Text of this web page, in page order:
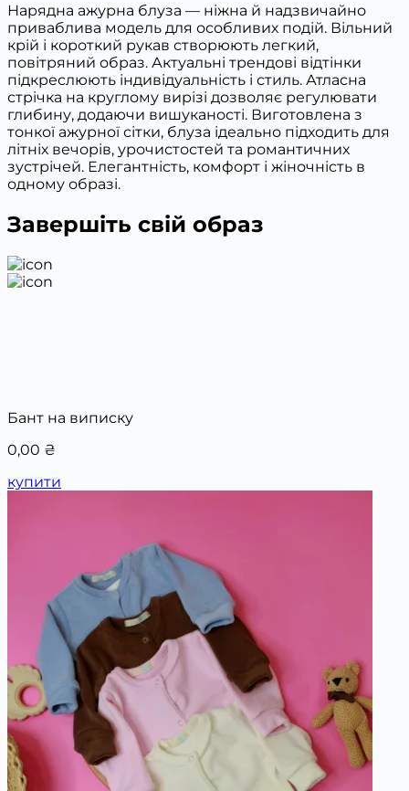
Нарядна ажурна блуза — ніжна й надзвичайно
приваблива модель для особливих подій. Вільний
крій і короткий рукав створюють легкий,
повітряний образ. Актуальні трендові відтінки
підкреслюють індивідуальність і стиль. Атласна
стрічка на круглому вирізі дозволяє регулювати
глибину, додаючи вишуканості. Виготовлена з
тонкої ажурної сітки, блуза ідеально підходить для
літніх вечорів, урочистостей та романтичних
зустрічей. Елегантність, комфорт і жіночність в
одному образі.
Завершіть свій образ
Бант на виписку
0,00 ₴
купити